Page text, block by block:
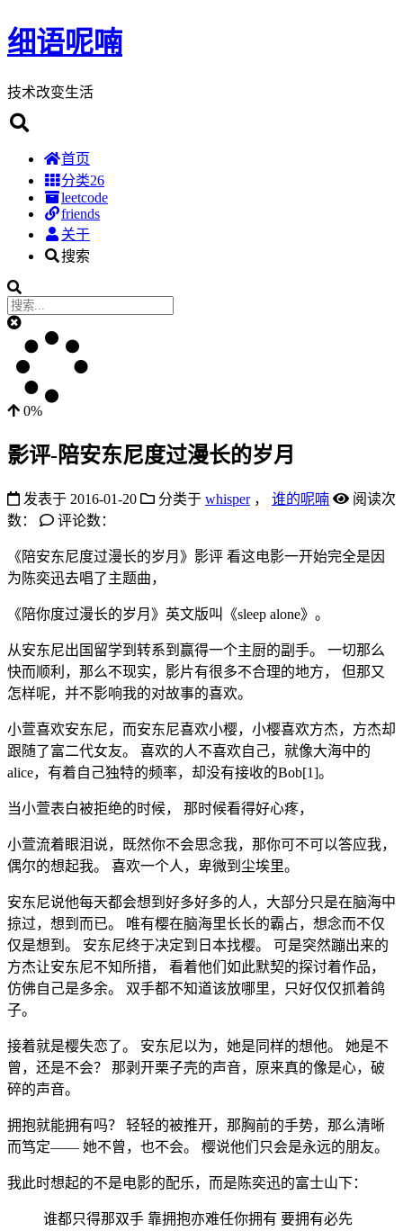
细语呢喃
技术改变生活
首页
分类26
leetcode
friends
关于
搜索
0%
影评-陪安东尼度过漫长的岁月
发表于 2016-01-20 分类于 whisper ， 谁的呢喃
阅读次
数：
评论数：
《陪安东尼度过漫长的岁月》影评 看这电影一开始完全是因
为陈奕迅去唱了主题曲，
《陪你度过漫长的岁月》英文版叫《sleep alone》。
从安东尼出国留学到转系到赢得一个主厨的副手。 一切那么
快而顺利，那么不现实，影片有很多不合理的地方， 但那又
怎样呢，并不影响我的对故事的喜欢。
小萱喜欢安东尼，而安东尼喜欢小樱，小樱喜欢方杰，方杰却
跟随了富二代女友。 喜欢的人不喜欢自己，就像大海中的
alice，有着自己独特的频率，却没有接收的Bob[1]。
当小萱表白被拒绝的时候， 那时候看得好心疼，
小萱流着眼泪说，既然你不会思念我，那你可不可以答应我，
偶尔的想起我。 喜欢一个人，卑微到尘埃里。
安东尼说他每天都会想到好多好多的人，大部分只是在脑海中
掠过，想到而已。 唯有樱在脑海里长长的霸占，想念而不仅
仅是想到。 安东尼终于决定到日本找樱。 可是突然蹦出来的
方杰让安东尼不知所措， 看着他们如此默契的探讨着作品，
仿佛自己是多余。 双手都不知道该放哪里，只好仅仅抓着鸽
子。
接着就是樱失恋了。 安东尼以为，她是同样的想他。 她是不
曾，还是不会？ 那剥开栗子壳的声音，原来真的像是心，破
碎的声音。
拥抱就能拥有吗？ 轻轻的被推开，那胸前的手势，那么清晰
而笃定—— 她不曾，也不会。 樱说他们只会是永远的朋友。
我此时想起的不是电影的配乐，而是陈奕迅的富士山下：
谁都只得那双手 靠拥抱亦难任你拥有 要拥有必先